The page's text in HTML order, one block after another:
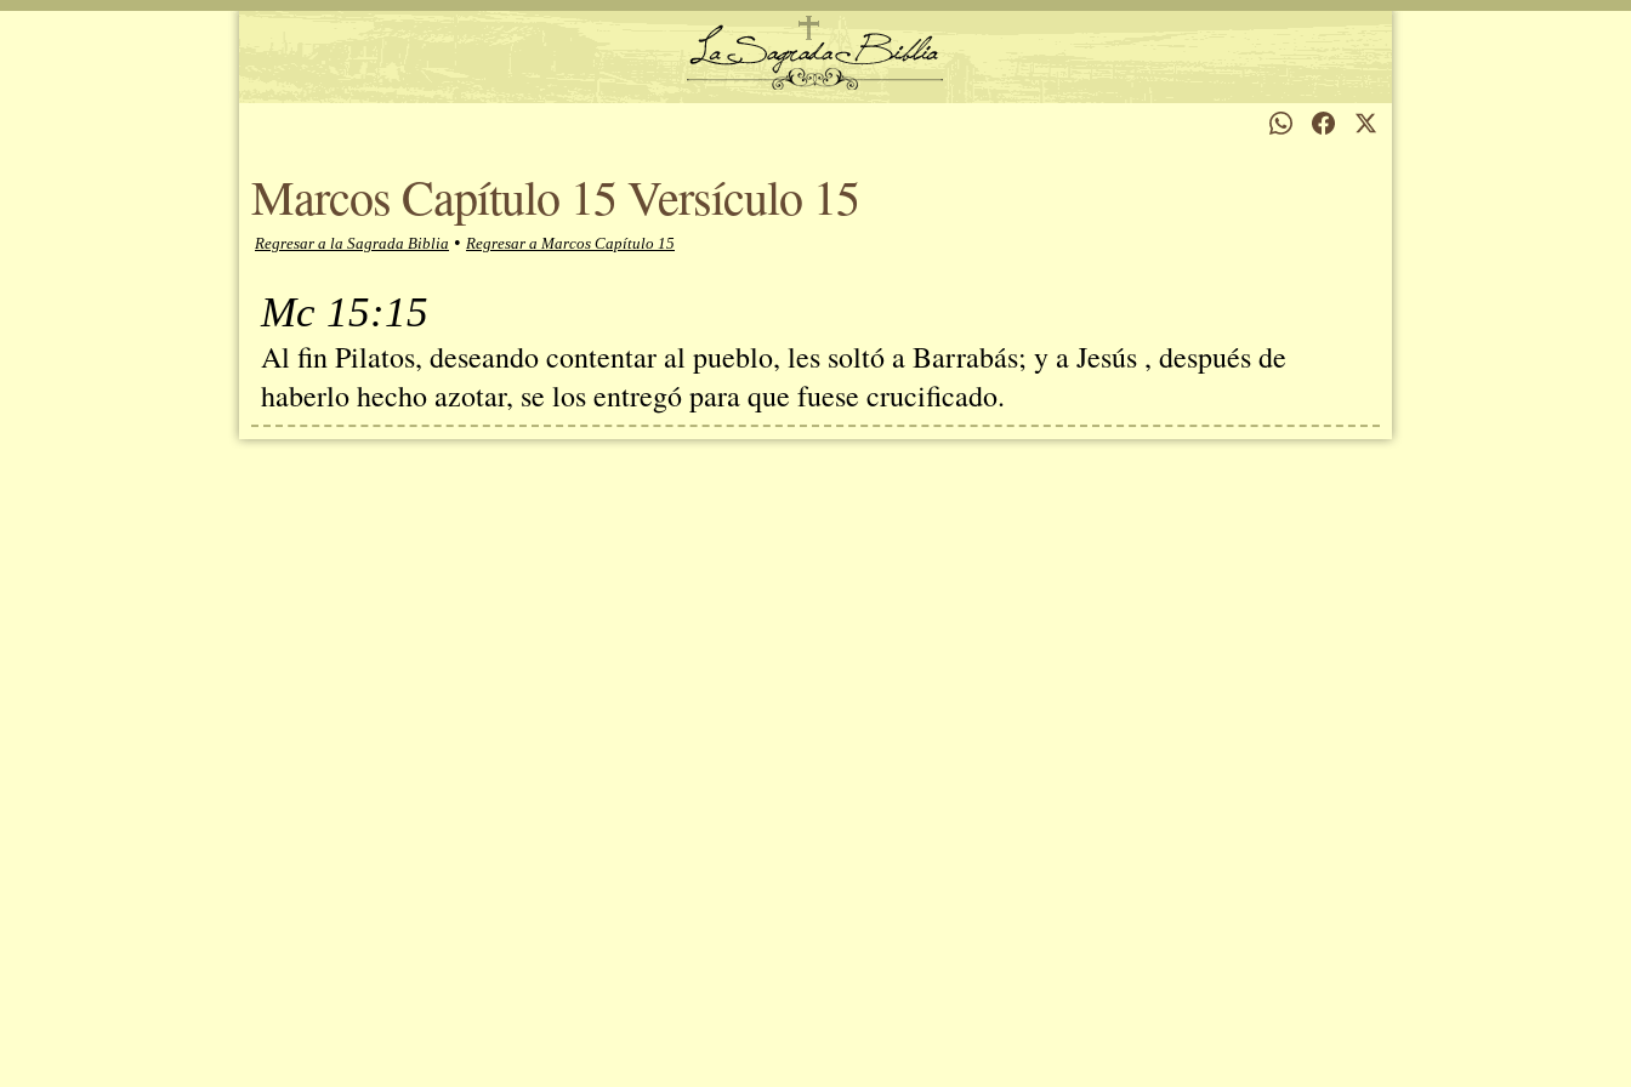
Marcos Capítulo 15 Versículo 15
Regresar a la Sagrada Biblia • Regresar a Marcos Capítulo 15
Mc 15:15
Al fin Pilatos, deseando contentar al pueblo, les soltó a Barrabás; y a Jesús , después de
haberlo hecho azotar, se los entregó para que fuese crucificado.